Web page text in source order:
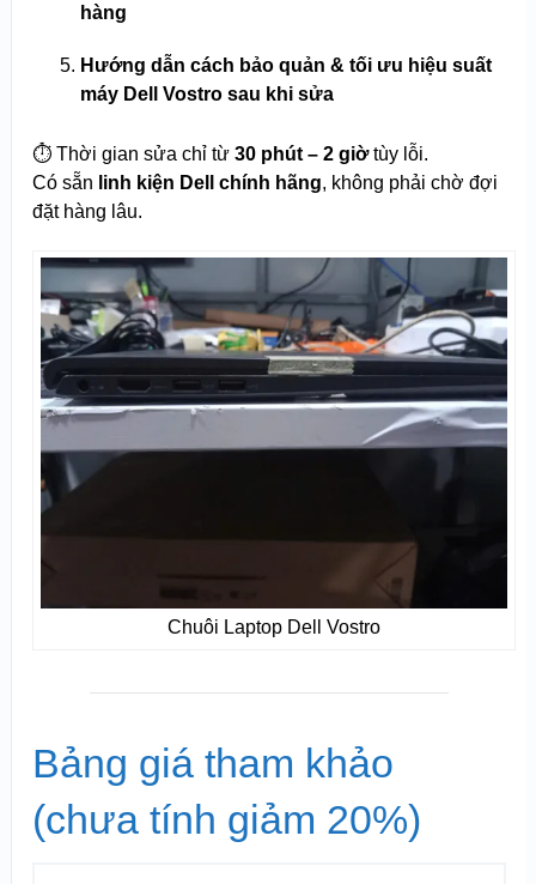
hàng
Hướng dẫn cách bảo quản & tối ưu hiệu suất
máy Dell Vostro sau khi sửa
⏱️ Thời gian sửa chỉ từ 30 phút – 2 giờtùy lỗi.
Có sẵn linh kiện Dell chính hãng, không phải chờ đợi
đặt hàng lâu.
Chuôi Laptop Dell Vostro
Bảng giá tham khảo
(chưa tính giảm 20%)